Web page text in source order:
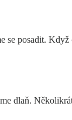
se posadit.
dlaň.